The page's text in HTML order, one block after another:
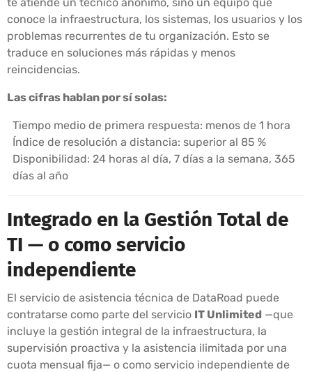
conoce la infraestructura, los sistemas, los usuarios y los
problemas recurrentes de tu organización. Esto se
traduce en soluciones más rápidas y menos
reincidencias.
Las cifras hablan por sí solas:
Tiempo medio de primera respuesta: menos de 1 hora
Índice de resolución a distancia: superior al 85 %
Disponibilidad: 24 horas al día, 7 días a la semana, 365
días al año
Integrado en la Gestión Total de
TI — o como servicio
independiente
El servicio de asistencia técnica de DataRoad puede
contratarse como parte del servicio IT Unlimited —que
incluye la gestión integral de la infraestructura, la
supervisión proactiva y la asistencia ilimitada por una
cuota mensual fija— o como servicio independiente de